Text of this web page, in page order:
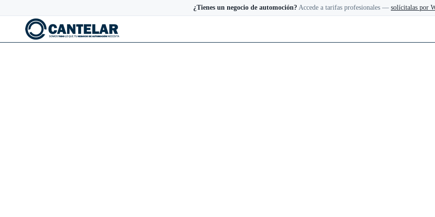
¿Tienes un negocio de automoción? Accede a tarifas profesionales — solícitalas por